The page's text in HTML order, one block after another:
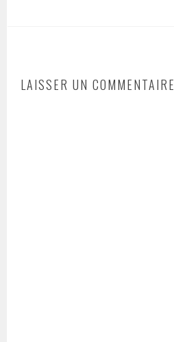
LAISSER UN COMMENTAIRE